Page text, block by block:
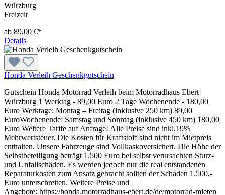
Würzburg
Freizeit
ab 89,00 €*
Details
Honda Verleih Geschenkgutschein
Gutschein Honda Motorrad Verleih beim Motorradhaus Ebert
Würzburg 1 Werktag - 89,00 Euro 2 Tage Wochenende - 180,00
Euro Werktage: Montag – Freitag (inklusive 250 km) 89,00
EuroWochenende: Samstag und Sonntag (inklusive 450 km) 180,00
Euro Weitere Tarife auf Anfrage! Alle Preise sind inkl.19%
Mehrwertsteuer. Die Kosten für Kraftstoff sind nicht im Mietpreis
enthalten. Unsere Fahrzeuge sind Vollkaskoversichert. Die Höhe der
Selbstbeteiligung beträgt 1.500 Euro bei selbst verursachten Sturz-
und Unfallschäden. Es werden jedoch nur die real entstandenen
Reparaturkosten zum Ansatz gebracht sollten der Schaden 1.500,-
Euro unterschreiten. Weitere Preise und
Angebote: https://honda.motorradhaus-ebert.de/de/motorrad-mieten